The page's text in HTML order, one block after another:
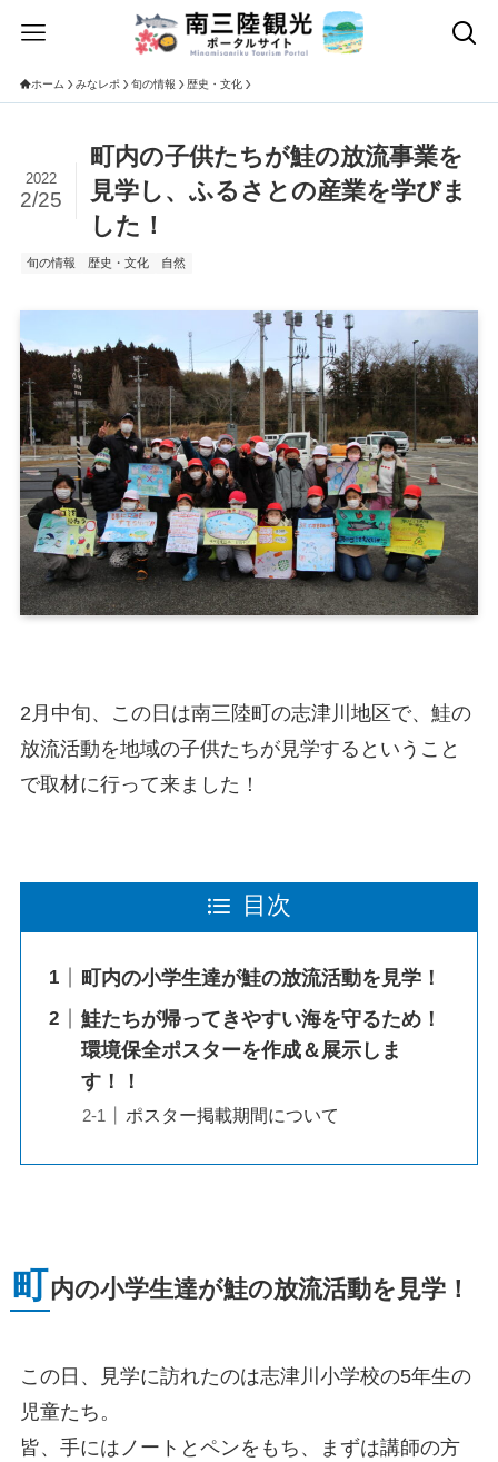
ホーム みなレポ 旬の情報 歴史・文化
町内の子供たちが鮭の放流事業を
見学し、ふるさとの産業を学びま
した！
2022
2/25
旬の情報 歴史・文化 自然
2月中旬、この日は南三陸町の志津川地区で、鮭の
放流活動を地域の子供たちが見学するということ
で取材に行って来ました！
目次
町内の小学生達が鮭の放流活動を見学！
鮭たちが帰ってきやすい海を守るため！
環境保全ポスターを作成＆展示しま
す！！
ポスター掲載期間について
町内の小学生達が鮭の放流活動を見学！
この日、見学に訪れたのは志津川小学校の5年生の
児童たち。
皆、手にはノートとペンをもち、まずは講師の方